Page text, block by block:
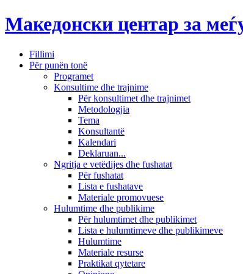
Македонски центар за
Fillimi
Për punën tonë
Programet
Konsultime dhe trajnime
Për konsultimet dhe trajnimet
Metodologjia
Tema
Konsultantë
Kalendari
Deklaruan...
Ngritja e vetëdijes dhe fushatat
Për fushatat
Lista e fushatave
Materiale promovuese
Hulumtime dhe publikime
Për hulumtimet dhe publikimet
Lista e hulumtimeve dhe publikimeve
Hulumtime
Materiale resurse
Praktikat qytetare